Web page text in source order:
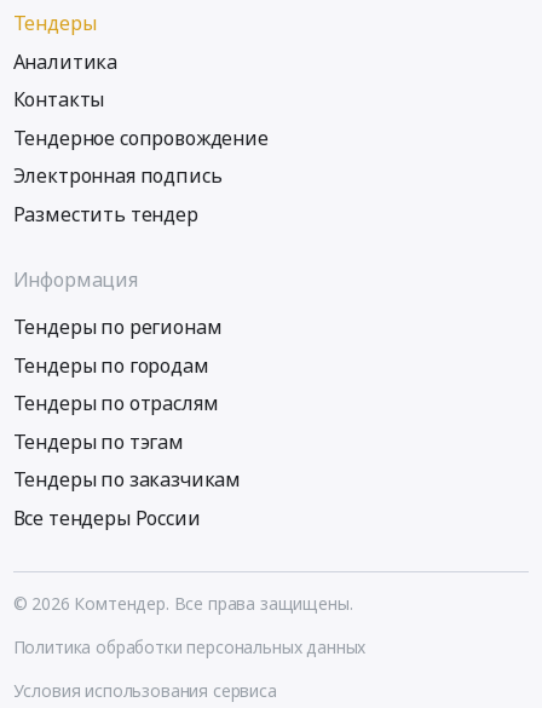
Тендеры
Аналитика
Контакты
Тендерное сопровождение
Электронная подпись
Разместить тендер
Информация
Тендеры по регионам
Тендеры по городам
Тендеры по отраслям
Тендеры по тэгам
Тендеры по заказчикам
Все тендеры России
© 2026 Комтендер. Все права защищены.
Политика обработки персональных данных
Условия использования сервиса